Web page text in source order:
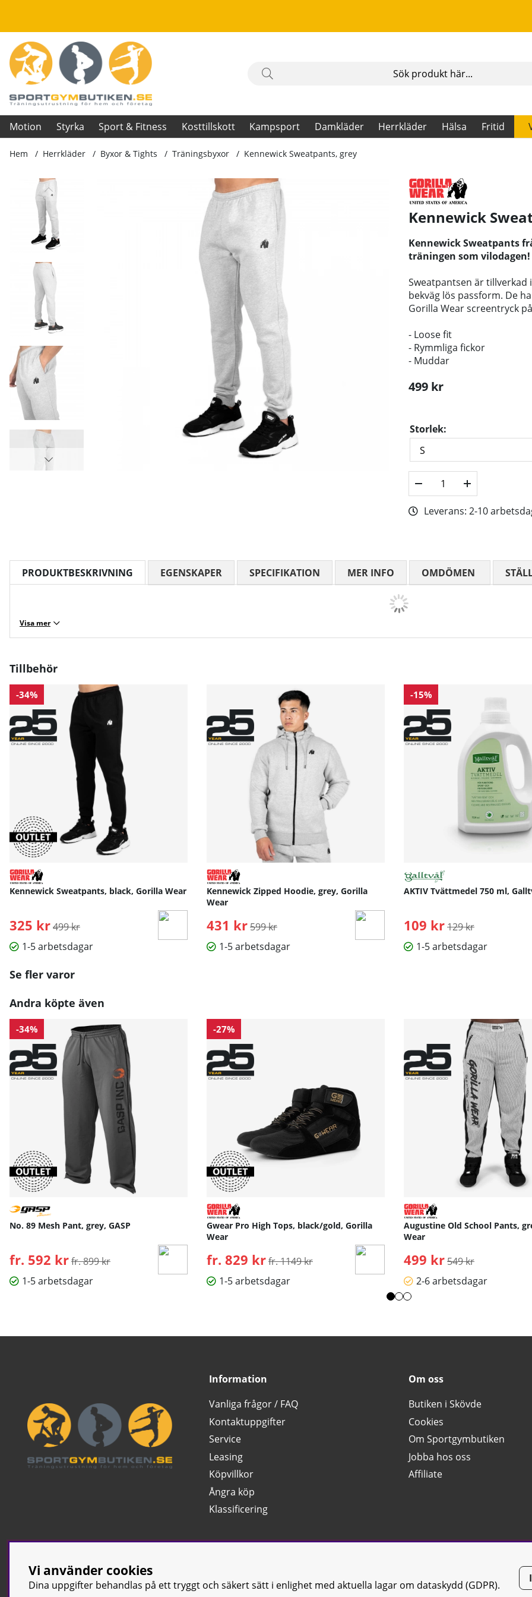
Motion Styrka Sport & Fitness Kosttillskott Kampsport Damkläder Herrkläder Hälsa Fritid
Hem Herrkläder Byxor & Tights Träningsbyxor Kennewick Sweatpants, grey
Produktbilder Kennewick Sweatpants, grey
Kennewick
Kennewick Sweatpants
träningen som vilodagen!
Sweatpantsen är tillverkad
bekväg lös passform. De
Gorilla Wear screentryck
- Loose fit
- Rymmliga fickor
- Muddar
499 kr
Storlek:
Leverans: 2-10
PRODUKTBESKRIVNING
Visa mer
EGENSKAPER SPECIFIKATION MER INFO OMDÖMEN
Tillbehör
-34%
Kennewick Sweatpants, black, Gorilla Wear
325 kr Ordinarie pris:
499 kr
1-5 arbetsdagar
Kennewick Zipped Hoodie, grey, Gorilla
Wear
431 kr Ordinarie pris:
599 kr
1-5 arbetsdagar
-15%
AKTIV Tvättmedel 750 ml,
109 kr Ordinarie pris:
129 kr
1-5 arbetsdagar
Se fler varor
Andra köpte även
-34%
No. 89 Mesh Pant, grey, GASP
fr. 592 krOrdinarie pris:
fr. 899 kr
1-5 arbetsdagar
-27%
Gwear Pro High Tops, black/gold, Gorilla
Wear
fr. 829 krOrdinarie pris:
fr. 1149 kr
1-5 arbetsdagar
Augustine Old School Pants,
Wear
499 kr Ordinarie pris:
549 kr
2-6 arbetsdagar
Information
Vanliga frågor / FAQ
Kontaktuppgifter
Service
Leasing
Köpvillkor
Ångra köp
Klassificering
Om oss
Butiken i Skövde
Cookies
Om Sportgymbutiken
Jobba hos oss
Affiliate
© Sport & Gym Butiken JTC AB |Kontakta oss| All rights reserved | Org.nr: 556668-7058 |
Vi använder cookies
Dina uppgifter behandlas på ett tryggt och säkert sätt i enlighet med aktuella lagar om dataskydd (GDPR).